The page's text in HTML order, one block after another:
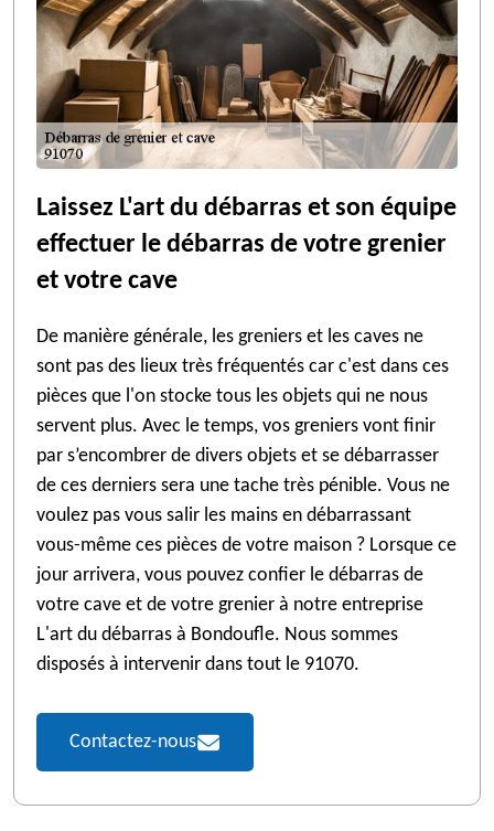
Laissez L'art du débarras et son équipe
effectuer le débarras de votre grenier
et votre cave
De manière générale, les greniers et les caves ne
sont pas des lieux très fréquentés car c'est dans ces
pièces que l'on stocke tous les objets qui ne nous
servent plus. Avec le temps, vos greniers vont finir
par s’encombrer de divers objets et se débarrasser
de ces derniers sera une tache très pénible. Vous ne
voulez pas vous salir les mains en débarrassant
vous-même ces pièces de votre maison ? Lorsque ce
jour arrivera, vous pouvez confier le débarras de
votre cave et de votre grenier à notre entreprise
L'art du débarras à Bondoufle. Nous sommes
disposés à intervenir dans tout le 91070.
Contactez-nous